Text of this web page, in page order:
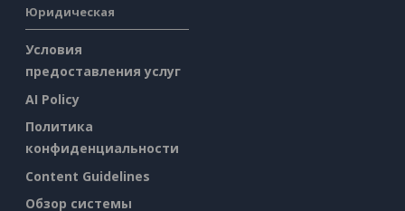
Юридическая
Условия
предоставления услуг
AI Policy
Политика
конфиденциальности
Content Guidelines
Обзор системы